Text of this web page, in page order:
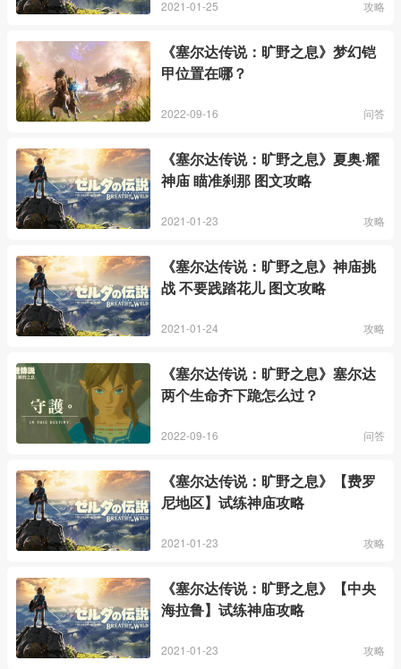
2021-01-25 攻略
《塞尔达传说：旷野之息》梦幻铠
甲位置在哪？
2022-09-16 问答
《塞尔达传说：旷野之息》夏奥·耀
神庙 瞄准刹那 图文攻略
2021-01-23 攻略
《塞尔达传说：旷野之息》神庙挑
战 不要践踏花儿 图文攻略
2021-01-24 攻略
《塞尔达传说：旷野之息》塞尔达
两个生命齐下跪怎么过？
2022-09-16 问答
《塞尔达传说：旷野之息》【费罗
尼地区】试练神庙攻略
2021-01-23 攻略
《塞尔达传说：旷野之息》【中央
海拉鲁】试练神庙攻略
2021-01-23 攻略